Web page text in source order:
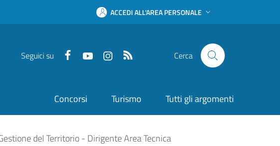
ACCEDI ALL'AREA PERSONALE
Seguici su FacebookYouTube Instagram Cerca
Concorsi Turismo Tutti gli argomenti
del Territorio - Dirigente Area Tecnica